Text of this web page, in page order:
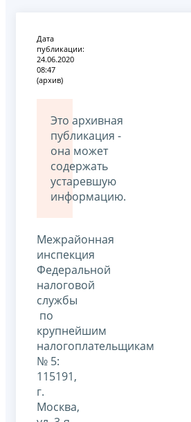
Дата
публикации:
24.06.2020
08:47
(архив)
Это архивная
публикация -
она может
содержать
устаревшую
информацию.
Межрайонная
инспекция
Федеральной
налоговой
службы
по
крупнейшим
налогоплательщикам
№ 5:
115191,
г.
Москва,